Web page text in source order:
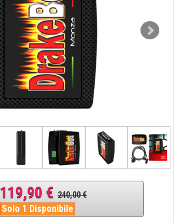
119,90 € 240,00 €
Solo 1 Disponibile